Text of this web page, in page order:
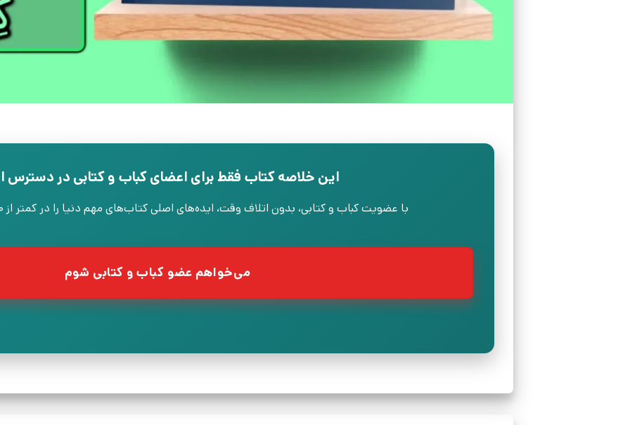
این خلاصه کتاب فقط برای اعضای کباب و کتابی در
با عضویت کباب و کتابی، بدون اتلاف وقت، ایده‌های اصلی کتاب‌های مهم دنیا را در کمتر از ۳۰ دقیقه یاد بگیرید.
می‌خواهم عضو کباب و کتابی شوم